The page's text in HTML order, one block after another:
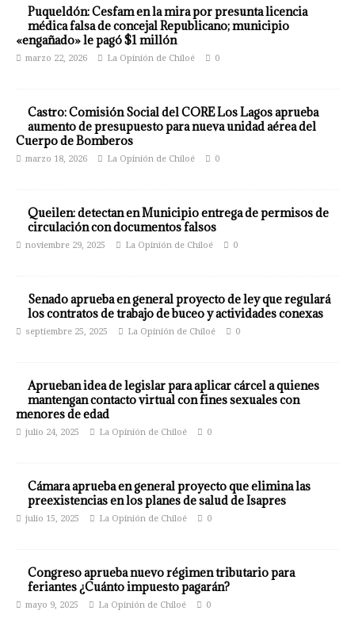
Puqueldón: Cesfam en la mira por presunta licencia
médica falsa de concejal Republicano; municipio
«engañado» le pagó $1 millón
marzo 22, 2026 La Opinión de Chiloé 0
Castro: Comisión Social del CORE Los Lagos aprueba
aumento de presupuesto para nueva unidad aérea del
Cuerpo de Bomberos
marzo 18, 2026 La Opinión de Chiloé 0
Queilen: detectan en Municipio entrega de permisos de
circulación con documentos falsos
noviembre 29, 2025 La Opinión de Chiloé 0
Senado aprueba en general proyecto de ley que regulará
los contratos de trabajo de buceo y actividades conexas
septiembre 25, 2025 La Opinión de Chiloé 0
Aprueban idea de legislar para aplicar cárcel a quienes
mantengan contacto virtual con fines sexuales con
menores de edad
julio 24, 2025 La Opinión de Chiloé 0
Cámara aprueba en general proyecto que elimina las
preexistencias en los planes de salud de Isapres
julio 15, 2025 La Opinión de Chiloé 0
Congreso aprueba nuevo régimen tributario para
feriantes ¿Cuánto impuesto pagarán?
mayo 9, 2025 La Opinión de Chiloé 0